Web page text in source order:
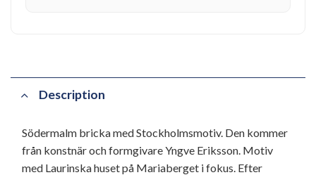
Description
Södermalm bricka med Stockholmsmotiv. Den kommer
från konstnär och formgivare Yngve Eriksson. Motiv
med Laurinska huset på Mariaberget i fokus. Efter